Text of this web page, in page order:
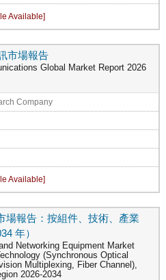
市場報告
Global Market Report 2026
Company
場報告：按組件、技術、產業
年）
Networking Equipment Market
(Synchronous Optical
Multiplexing, Fiber Channel),
2026-2034